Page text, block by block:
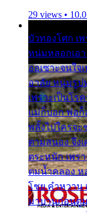
29 views •
บัวทองโศก เ
หนุ่มหลอกเอา
ออเซาะจนใจ
อาลัย หนุ่มรูป
เพราะเป็นโร
แม่ก็บอก พ่อก็
พลั้งไปใครจะ
ตามสนอง จึง
ตระหนัก เพร
ตมน้ำคลอง ห
โชย คำหวาน
มาบานก่อนตู